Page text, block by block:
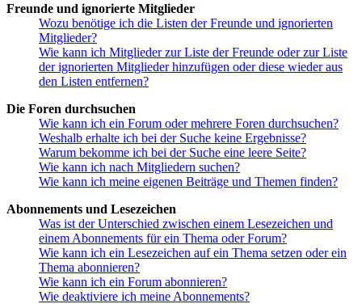
Freunde und ignorierte Mitglieder
Wozu benötige ich die Listen der Freunde und ignorierten
Mitglieder?
Wie kann ich Mitglieder zur Liste der Freunde oder zur Liste
der ignorierten Mitglieder hinzufügen oder diese wieder aus
den Listen entfernen?
Die Foren durchsuchen
Wie kann ich ein Forum oder mehrere Foren durchsuchen?
Weshalb erhalte ich bei der Suche keine Ergebnisse?
Warum bekomme ich bei der Suche eine leere Seite?
Wie kann ich nach Mitgliedern suchen?
Wie kann ich meine eigenen Beiträge und Themen finden?
Abonnements und Lesezeichen
Was ist der Unterschied zwischen einem Lesezeichen und
einem Abonnements für ein Thema oder Forum?
Wie kann ich ein Lesezeichen auf ein Thema setzen oder ein
Thema abonnieren?
Wie kann ich ein Forum abonnieren?
Wie deaktiviere ich meine Abonnements?